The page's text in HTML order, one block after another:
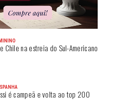
Chile na estreia do Sul-Americano
é campeã e volta ao top 200